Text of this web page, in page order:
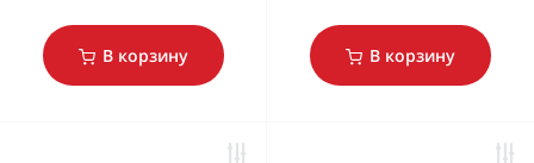
В корзину В корзину